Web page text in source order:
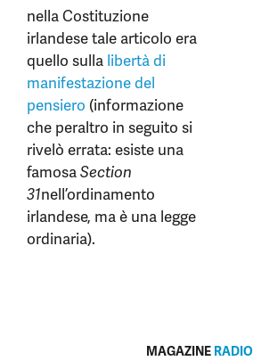
nella Costituzione
irlandese tale articolo era
quello sulla libertà di
manifestazione del
pensiero (informazione
che peraltro in seguito si
rivelò errata: esiste una
famosaSection
31nell’ordinamento
irlandese, ma è una legge
ordinaria).
MAGAZINE RADIO